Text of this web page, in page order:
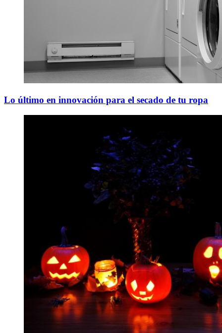
Lo último en innovación para el secado de tu ropa